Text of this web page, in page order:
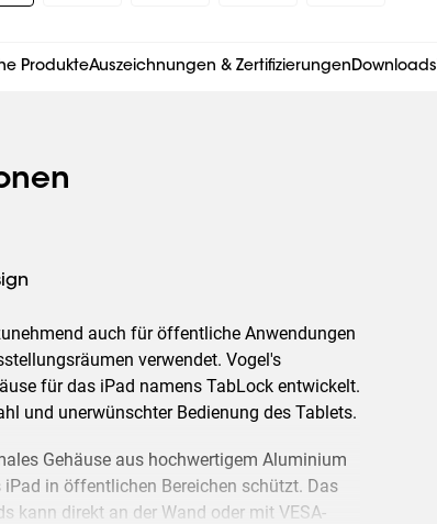
ProdukteAuszeichnungen & ZertifizierungenDownloads
auch für öffentliche Anwendungen
verwendet. Vogel's
für das iPad namens TabLock entwickelt.
und unerwünschter Bedienung des Tablets.
Gehäuse aus hochwertigem Aluminium
in öffentlichen Bereichen schützt. Das
kann direkt an der Wand oder mit VESA-